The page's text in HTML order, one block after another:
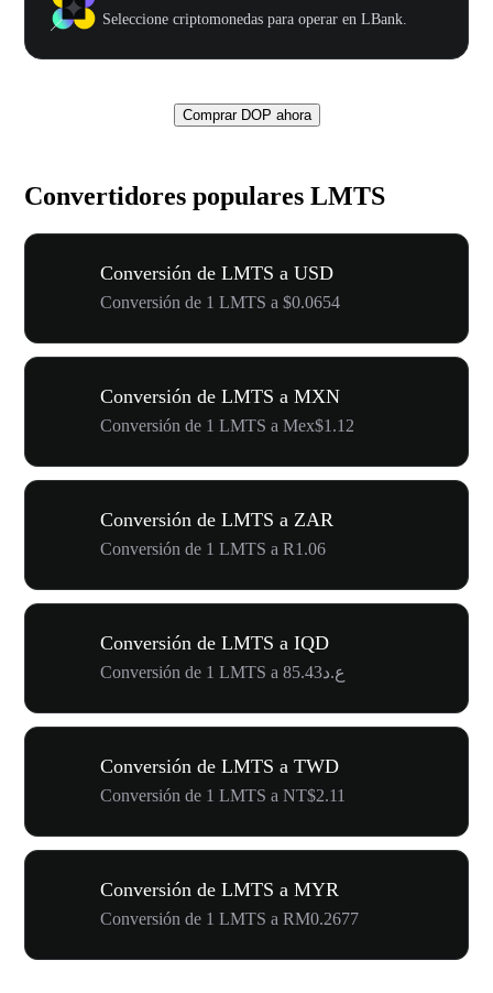
Seleccione criptomonedas para operar en LBank.
Comprar DOP ahora
Convertidores populares LMTS
Conversión de LMTS a USD
Conversión de 1 LMTS a $0.0654
Conversión de LMTS a MXN
Conversión de 1 LMTS a Mex$1.12
Conversión de LMTS a ZAR
Conversión de 1 LMTS a R1.06
Conversión de LMTS a IQD
Conversión de 1 LMTS a ع.د85.43
Conversión de LMTS a TWD
Conversión de 1 LMTS a NT$2.11
Conversión de LMTS a MYR
Conversión de 1 LMTS a RM0.2677